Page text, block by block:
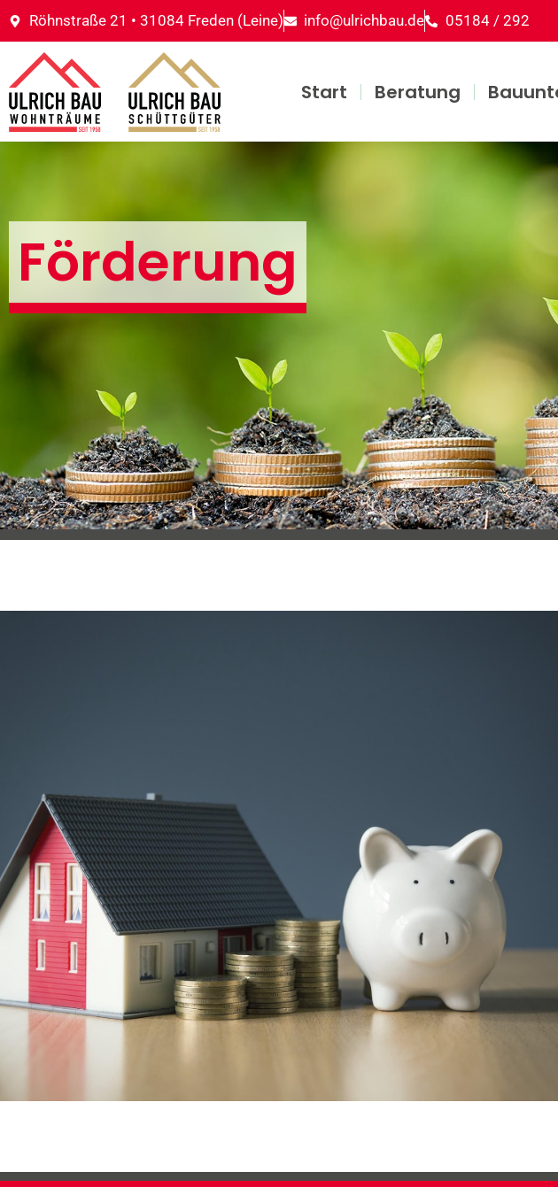
Röhnstraße 21 • 31084 Freden (Leine) info@ulrichbau.de 05184 / 292
Start Beratung
Förderung